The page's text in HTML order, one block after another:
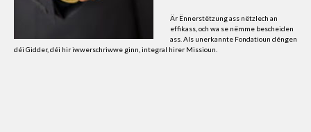
Är Ënnerstëtzung ass nëtzlech an
effikass, och wa se nëmme bescheiden
ass. Als unerkannte Fondatioun déngen
déi Gidder, déi hir iwwerschriwwe ginn, integral hirer Missioun.